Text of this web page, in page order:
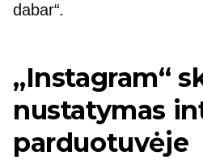
dabar“.
„Instagram“
nustatymas
parduotuvėje